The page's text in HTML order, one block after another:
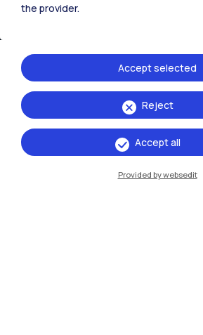
Sedi
Milano Bovisa
Cremona
Lecco
the provider.
Reject
Accept selected
Accept all
Provided by websedit